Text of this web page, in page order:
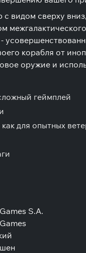
с видом сверху
корабля от
оружие и
геймплей
для опытных
S.A.